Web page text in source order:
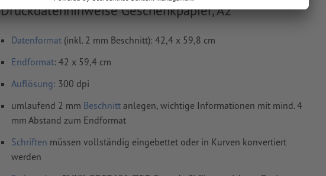
Druckdatenhinweise Geschenkpapier, A2
Datenformat (inkl. 2 mm Beschnitt): 42,4 x 59,8 cm
Endformat: 42 x 59,4 cm
Auflösung: 300 dpi
umlaufend 2 mm Beschnitt anlegen, wichtige Informationen mit mind. 4
mm Abstand zum Endformat
Schriften müssen vollständig eingebettet oder in Kurven konvertiert
werden